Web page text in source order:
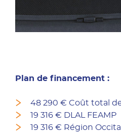
Plan de financement :
48 290 € Coût total
19 316 € DLAL FEAMP
19 316 € Région